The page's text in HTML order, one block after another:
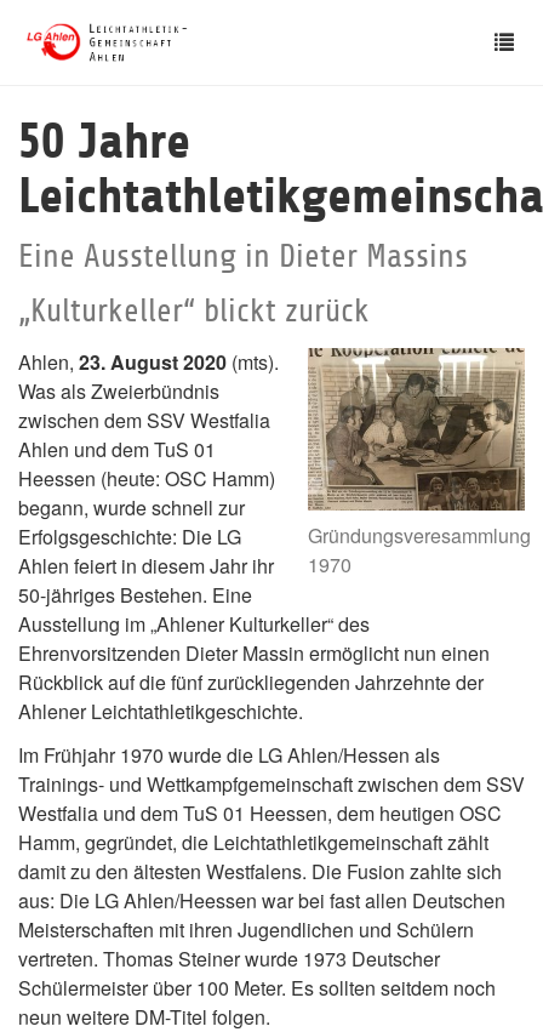
50 Jahre
Eine Ausstellung in Dieter Massins
„Kulturkeller“ blickt zurück
Gründungsveresammlung
1970
Ahlen, 23. August 2020 (mts).
Was als Zweierbündnis
zwischen dem SSV Westfalia
Ahlen und dem TuS 01
Heessen (heute: OSC Hamm)
begann, wurde schnell zur
Erfolgsgeschichte: Die LG
Ahlen feiert in diesem Jahr ihr
50-jähriges Bestehen. Eine
Ausstellung im „Ahlener Kulturkeller“ des
Ehrenvorsitzenden Dieter Massin ermöglicht nun einen
Rückblick auf die fünf zurückliegenden Jahrzehnte der
Ahlener Leichtathletikgeschichte.
Im Frühjahr 1970 wurde die LG Ahlen/Hessen als
Trainings- und Wettkampfgemeinschaft zwischen dem SSV
Westfalia und dem TuS 01 Heessen, dem heutigen OSC
Hamm, gegründet, die Leichtathletikgemeinschaft zählt
damit zu den ältesten Westfalens. Die Fusion zahlte sich
aus: Die LG Ahlen/Heessen war bei fast allen Deutschen
Meisterschaften mit ihren Jugendlichen und Schülern
vertreten. Thomas Steiner wurde 1973 Deutscher
Schülermeister über 100 Meter. Es sollten seitdem noch
neun weitere DM-Titel folgen.